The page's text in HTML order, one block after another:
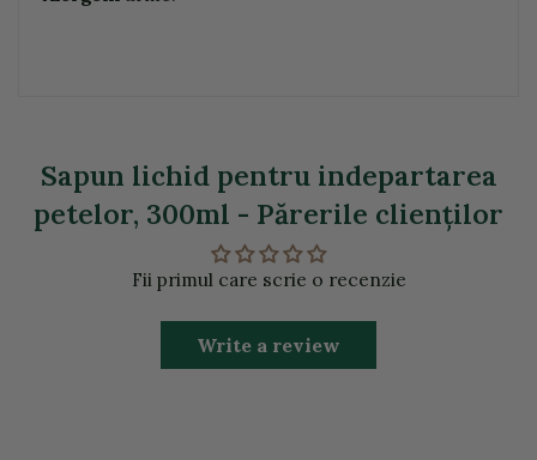
Sapun lichid pentru indepartarea
petelor, 300ml - Părerile clienţilor
Fii primul care scrie o recenzie
Write a review